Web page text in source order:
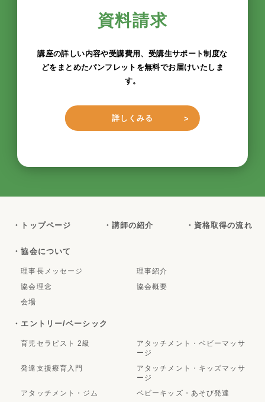
資料請求
講座の詳しい内容や受講費用、受講生サポート制度な
どをまとめたパンフレットを無料でお届けいたしま
す。
詳しくみる
・トップページ ・講師の紹介 ・資格取得の流れ
・協会について
理事長メッセージ
理事紹介
協会理念
協会概要
会場
・エントリー/ベーシック
育児セラピスト 2級
アタッチメント・ベビーマッサ
ージ
発達支援療育入門
アタッチメント・キッズマッサ
ージ
アタッチメント・ジム
ベビーキッズ・あそび発達